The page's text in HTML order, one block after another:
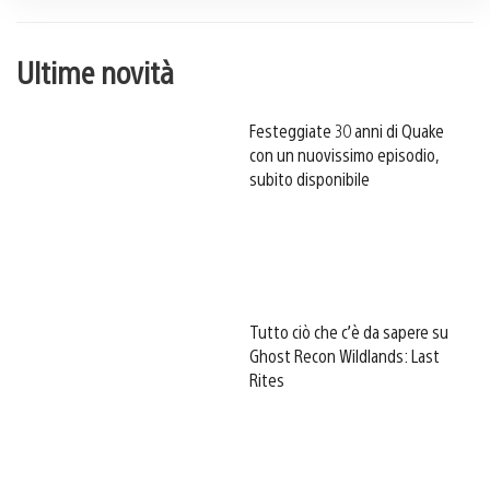
Ultime novità
Festeggiate 30 anni di Quake
con un nuovissimo episodio,
subito disponibile
Tutto ciò che c’è da sapere su
Ghost Recon Wildlands: Last
Rites